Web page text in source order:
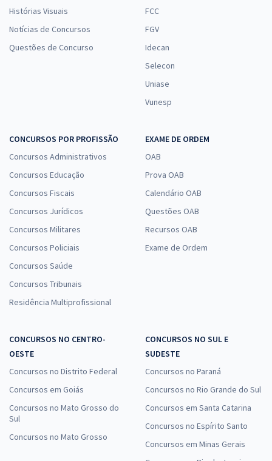
Histórias Visuais
Notícias de Concursos
Questões de Concurso
FCC
FGV
Idecan
Selecon
Uniase
Vunesp
CONCURSOS POR PROFISSÃO
Concursos Administrativos
Concursos Educação
Concursos Fiscais
Concursos Jurídicos
Concursos Militares
Concursos Policiais
Concursos Saúde
Concursos Tribunais
Residência Multiprofissional
EXAME DE ORDEM
OAB
Prova OAB
Calendário OAB
Questões OAB
Recursos OAB
Exame de Ordem
CONCURSOS NO CENTRO-
OESTE
Concursos no Distrito Federal
Concursos em Goiás
Concursos no Mato Grosso do
Sul
Concursos no Mato Grosso
CONCURSOS NO SUL E
SUDESTE
Concursos no Paraná
Concursos no Rio Grande do Sul
Concursos em Santa Catarina
Concursos no Espírito Santo
Concursos em Minas Gerais